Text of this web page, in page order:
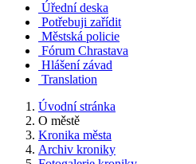
Úřední deska
Potřebuji zařídit
Městská policie
Fórum Chrastava
Hlášení závad
Translation
Úvodní stránka
O městě
Kronika města
Archiv kroniky